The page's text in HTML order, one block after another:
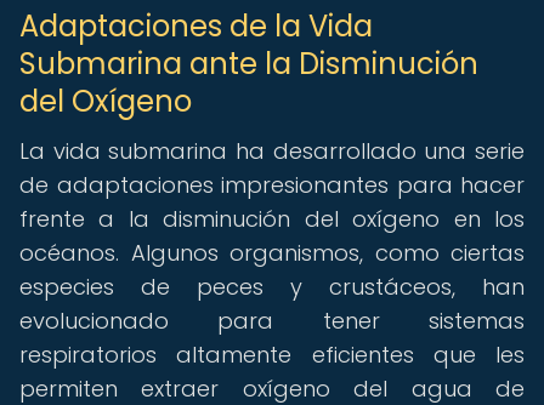
Adaptaciones de la Vida
Submarina ante la Disminución
del Oxígeno
La vida submarina ha desarrollado una serie
de adaptaciones impresionantes para hacer
frente a la disminución del oxígeno en los
océanos. Algunos organismos, como ciertas
especies de peces y crustáceos, han
evolucionado para tener sistemas
respiratorios altamente eficientes que les
permiten extraer oxígeno del agua de